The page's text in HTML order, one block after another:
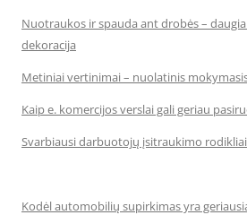
Nuotraukos ir spauda ant drobės –
dekoracija
Metiniai vertinimai – nuolatinis
Kaip e. komercijos verslai gali geriau
Svarbiausi darbuotojų įsitraukimo
Kodėl automobilių supirkimas yra